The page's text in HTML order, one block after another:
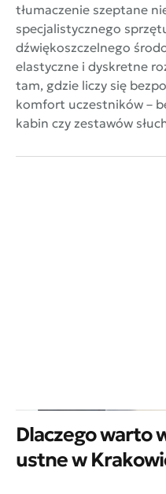
tłumaczenie szeptane
specjalistycznego
dźwiękoszczelnego
elastyczne i dyskretne
tam, gdzie liczy się
komfort uczestników –
kabin czy zestawów
Dlaczego warto
ustne w